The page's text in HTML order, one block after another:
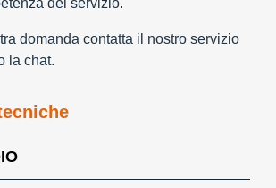
del servizio.
domanda contatta il nostro servizio
la chat.